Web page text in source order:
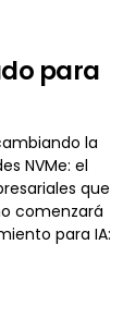
para
la
NVMe: el
que
comenzará
para IA: